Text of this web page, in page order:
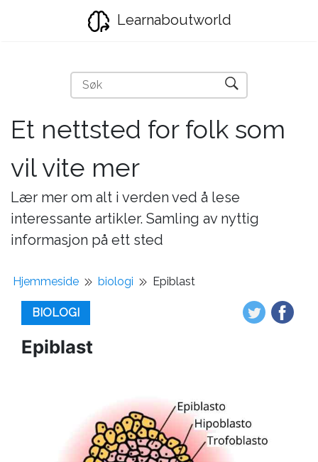
Learnaboutworld
Et nettsted for folk som
vil vite mer
Lær mer om alt i verden ved å lese
interessante artikler. Samling av nyttig
informasjon på ett sted
Hjemmeside biologi Epiblast
BIOLOGI
Epiblast